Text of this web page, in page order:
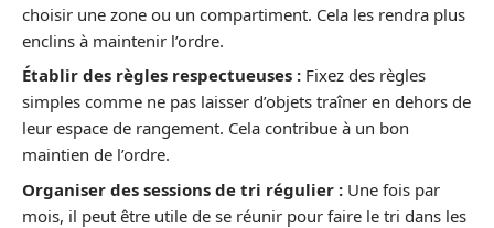
choisir une zone ou un compartiment. Cela les rendra plus
enclins à maintenir l’ordre.
Établir des règles respectueuses : Fixez des règles
simples comme ne pas laisser d’objets traîner en dehors de
leur espace de rangement. Cela contribue à un bon
maintien de l’ordre.
Organiser des sessions de tri régulier : Une fois par
mois, il peut être utile de se réunir pour faire le tri dans les